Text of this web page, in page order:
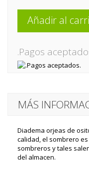
Añadir al
.Pagos
MÁS
Diadema orjeas de
calidad, el sombrero
sombreros y tales
del almacen.